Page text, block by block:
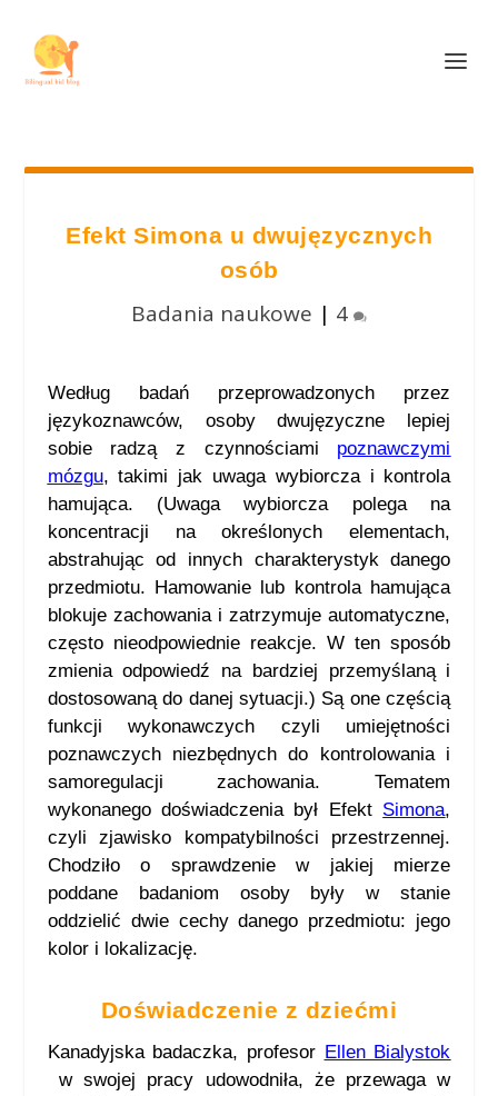
Efekt Simona u dwujęzycznych
osób
Badania naukowe | 4
Według badań przeprowadzonych przez
językoznawców, osoby dwujęzyczne lepiej
sobie radzą z czynnościami poznawczymi
mózgu, takimi jak uwaga wybiorcza i kontrola
hamująca. (Uwaga wybiorcza polega na
koncentracji na określonych elementach,
abstrahując od innych charakterystyk danego
przedmiotu. Hamowanie lub kontrola hamująca
blokuje zachowania i zatrzymuje automatyczne,
często nieodpowiednie reakcje. W ten sposób
zmienia odpowiedź na bardziej przemyślaną i
dostosowaną do danej sytuacji.) Są one częścią
funkcji wykonawczych czyli umiejętności
poznawczych niezbędnych do kontrolowania i
samoregulacji zachowania. Tematem
wykonanego doświadczenia był Efekt Simona,
czyli zjawisko kompatybilności przestrzennej.
Chodziło o sprawdzenie w jakiej mierze
poddane badaniom osoby były w stanie
oddzielić dwie cechy danego przedmiotu: jego
kolor i lokalizację.
Doświadczenie z dziećmi
Kanadyjska badaczka, profesor Ellen Bialystok
w swojej pracy udowodniła, że przewaga w